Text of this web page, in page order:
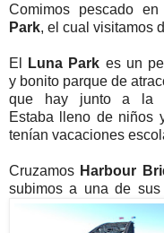
Comimos pescado
Park, el cual visitamos
El Luna Park es un
y bonito parque de
que hay junto a la
Estaba lleno de niños
tenían vacaciones
Cruzamos Harbour
subimos a una de